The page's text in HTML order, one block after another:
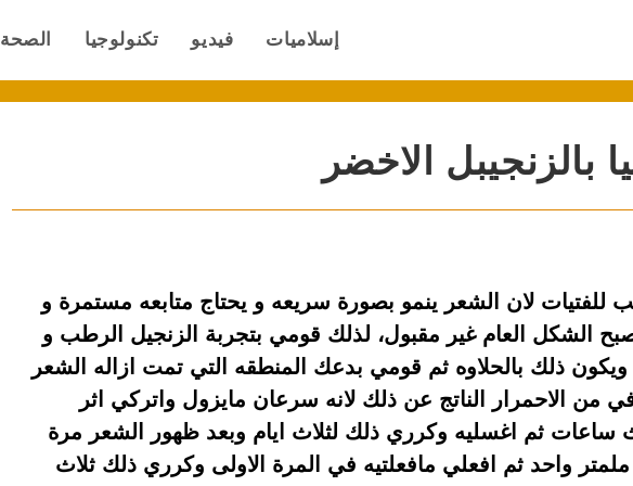
إسلاميات فيديو تكنولوجيا الصحة
بالزنجيبل الاخضر
للفتيات لان الشعر ينمو بصورة سريعه و يحتاج متابعه مستمرة و
الشكل العام غير مقبول، لذلك قومي بتجربة الزنجيل الرطب و
ذلك بالحلاوه ثم قومي بدعك المنطقه التي تمت ازاله الشعر
من الاحمرار الناتج عن ذلك لانه سرعان مايزول واتركي اثر
ساعات ثم اغسليه وكرري ذلك لثلاث ايام وبعد ظهور الشعر مرة
واحد ثم افعلي مافعلتيه في المرة الاولى وكرري ذلك ثلاث